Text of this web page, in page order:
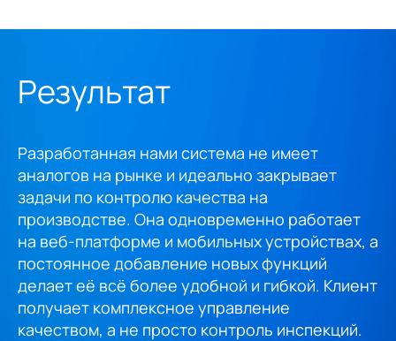
Результат
Разработанная нами система не имеет
аналогов на рынке и идеально закрывает
задачи по контролю качества на
производстве. Она одновременно работает
на веб-платформе и мобильных устройствах, а
постоянное добавление новых функций
делает её всё более удобной и гибкой. Клиент
получает комплексное управление
качеством, а не просто контроль инспекций.